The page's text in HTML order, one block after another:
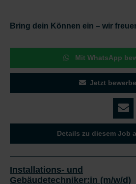
Bring dein Können ein – wir
Mit WhatsApp
Jetzt
Details zu diesem Job
Installations- und
Gebäudetechniker:in (m/w/d)